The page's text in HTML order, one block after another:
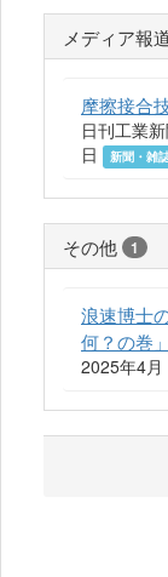
メディア報
摩擦接合
日刊工業
日
新聞・雑
その他 1
浪速博士
何？の巻
2025年4月